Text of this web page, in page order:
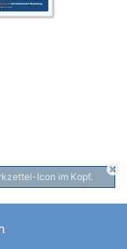
Icon im Kopf.